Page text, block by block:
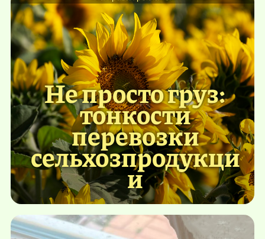
Не просто груз:
тонкости
перевозки
сельхозпродукци
и